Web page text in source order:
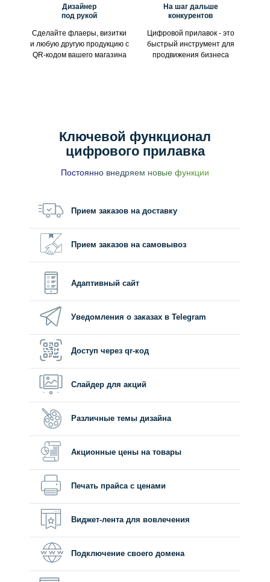
Дизайнер
под рукой
Сделайте флаеры, визитки
и любую другую продукцию с
QR-кодом вашего магазина
На шаг дальше
конкурентов
Цифровой прилавок - это
быстрый инструмент для
продвижения бизнеса
Ключевой функционал
цифрового прилавка
Постоянно внедряем новые функции
Прием заказов на доставку
Прием заказов на самовывоз
Адаптивный сайт
Уведомления о заказах в Telegram
Доступ через qr-код
Слайдер для акций
Различные темы дизайна
Акционные цены на товары
Печать прайса с ценами
Виджет-лента для вовлечения
Подключение своего домена